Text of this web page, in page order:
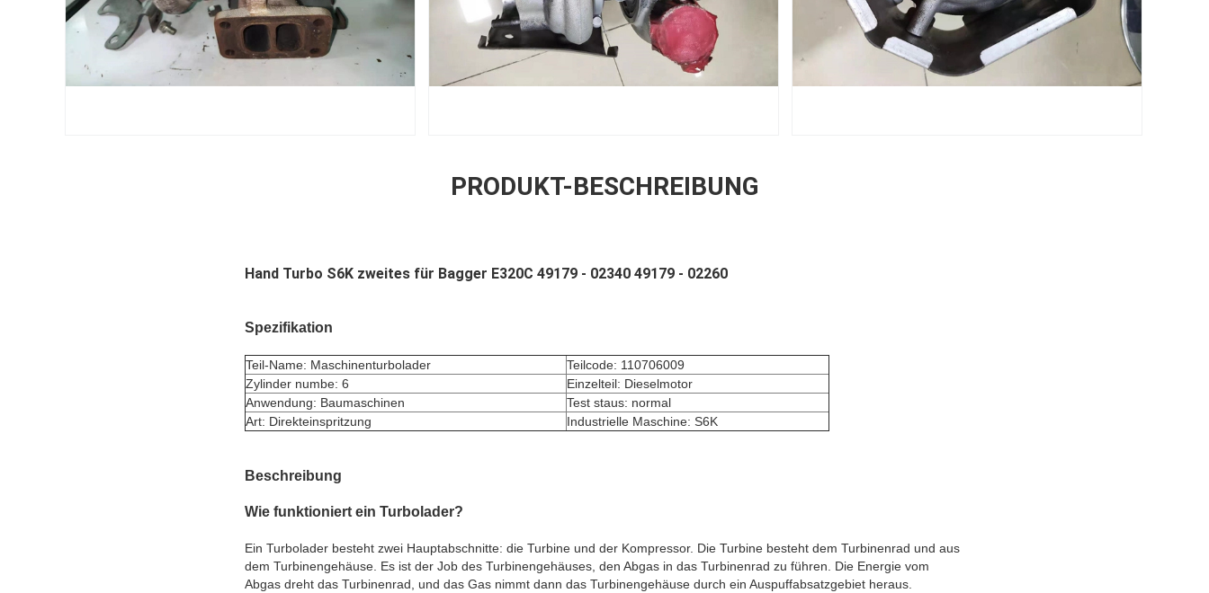
PRODUKT-BESCHREIBUNG
Hand Turbo S6K zweites für Bagger E320C 49179 - 02340 49179 - 02260
Spezifikation
Teil-Name: Maschinenturbolader
Teilcode: 110706009
Zylinder numbe: 6
Einzelteil: Dieselmotor
Anwendung: Baumaschinen
Test staus: normal
Art: Direkteinspritzung
Industrielle Maschine: S6K
Beschreibung
Wie funktioniert ein Turbolader?
Ein Turbolader besteht zwei Hauptabschnitte: die Turbine und der Kompressor. Die Turbine besteht dem Turbinenrad und aus
dem Turbinengehäuse. Es ist der Job des Turbinengehäuses, den Abgas in das Turbinenrad zu führen. Die Energie vom
Abgas dreht das Turbinenrad, und das Gas nimmt dann das Turbinengehäuse durch ein Auspuffabsatzgebiet heraus.